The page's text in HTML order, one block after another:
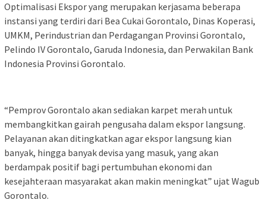
Optimalisasi Ekspor yang merupakan kerjasama beberapa
instansi yang terdiri dari Bea Cukai Gorontalo, Dinas Koperasi,
UMKM, Perindustrian dan Perdagangan Provinsi Gorontalo,
Pelindo IV Gorontalo, Garuda Indonesia, dan Perwakilan Bank
Indonesia Provinsi Gorontalo.
“Pemprov Gorontalo akan sediakan karpet merah untuk
membangkitkan gairah pengusaha dalam ekspor langsung.
Pelayanan akan ditingkatkan agar ekspor langsung kian
banyak, hingga banyak devisa yang masuk, yang akan
berdampak positif bagi pertumbuhan ekonomi dan
kesejahteraan masyarakat akan makin meningkat” ujat Wagub
Gorontalo.